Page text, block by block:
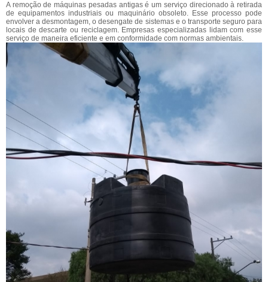
A remoção de máquinas pesadas antigas é um serviço direcionado à retirada
de equipamentos industriais ou maquinário obsoleto. Esse processo pode
envolver a desmontagem, o desengate de sistemas e o transporte seguro para
locais de descarte ou reciclagem. Empresas especializadas lidam com esse
serviço de maneira eficiente e em conformidade com normas ambientais.